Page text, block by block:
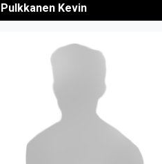
Pulkkanen Kevin